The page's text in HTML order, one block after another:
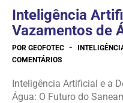
Inteligência
Vazamentos de
POR GEOFOTEC -
COMENTÁRIOS
Inteligência Artificial e a
Água: O Futuro do